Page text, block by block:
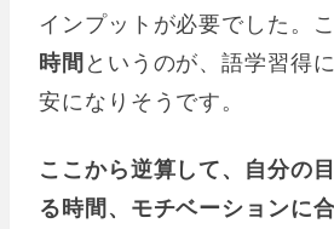
インプットが必要でした。
時間というのが、語学習得
安になりそうです。
ここから逆算して、自分の
る時間、モチベーションに